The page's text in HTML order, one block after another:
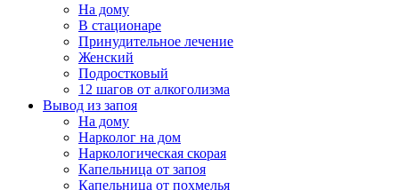
На дому
В стационаре
Принудительное лечение
Женский
Подростковый
12 шагов от алкоголизма
Вывод из запоя
На дому
Нарколог на дом
Наркологическая скорая
Капельница от запоя
Капельница от похмелья